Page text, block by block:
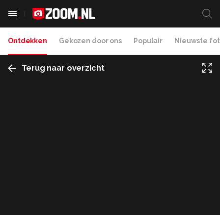
Ontdekken Gekozen door ons Populair Nieuwste
Terug naar overzicht